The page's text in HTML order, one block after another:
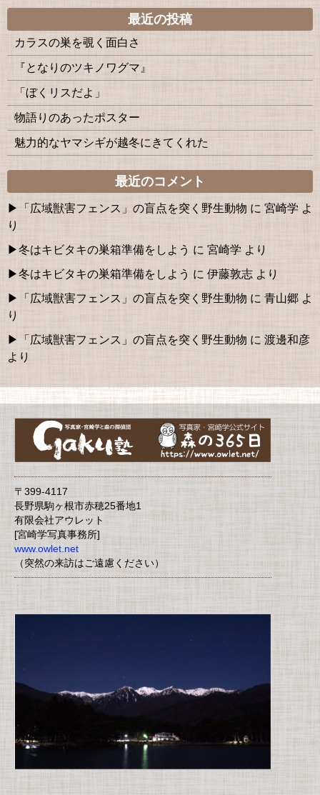
最近の投稿
カラスの巣を覗く面白さ
『となりのツキノワグマ』
「ぼくリスだよ」
物語りのあったポスター
魅力的なヤマシギが越冬にきてくれた
最近のコメント
「広域獣害フェンス」の盲点を突く野生動物 に 宮崎学 よ
り
冬はキビタキの巣箱準備をしよう に 宮崎学 より
冬はキビタキの巣箱準備をしよう に 伊藤敦志 より
「広域獣害フェンス」の盲点を突く野生動物 に 青山郷 よ
り
「広域獣害フェンス」の盲点を突く野生動物 に 渡邊和彦
より
〒399-4117
長野県駒ヶ根市赤穂25番地1
有限会社アウレット
[宮崎学写真事務所]
www.owlet.net
（突然の来訪はご遠慮ください）